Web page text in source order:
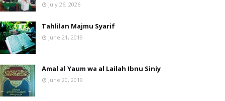
July 26, 2026
Tahlilan Majmu Syarif
June 21, 2019
Amal al Yaum wa al Lailah Ibnu Siniy
June 20, 2019